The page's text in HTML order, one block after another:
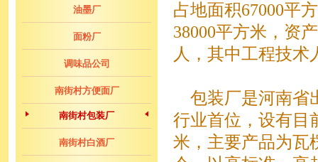
油墨厂
面粉厂
调味品公司
南街村方便面厂
南街村包装厂
南街村白酒厂
占地面积67000平
38000平方米，资
人，其中工程技术
包装厂是河南省
行业首位，设有目
米，主要产品为瓦